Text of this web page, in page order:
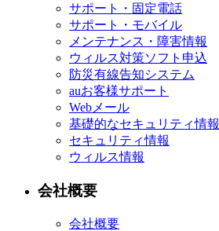
サポート・固定電話
サポート・モバイル
メンテナンス・障害情報
ウィルス対策ソフト申込
防災有線告知システム
auお客様サポート
Webメール
基礎的なセキュリティ情報
セキュリティ情報
ウィルス情報
会社概要
会社概要